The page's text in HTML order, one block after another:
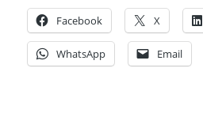
Facebook X
WhatsApp Email